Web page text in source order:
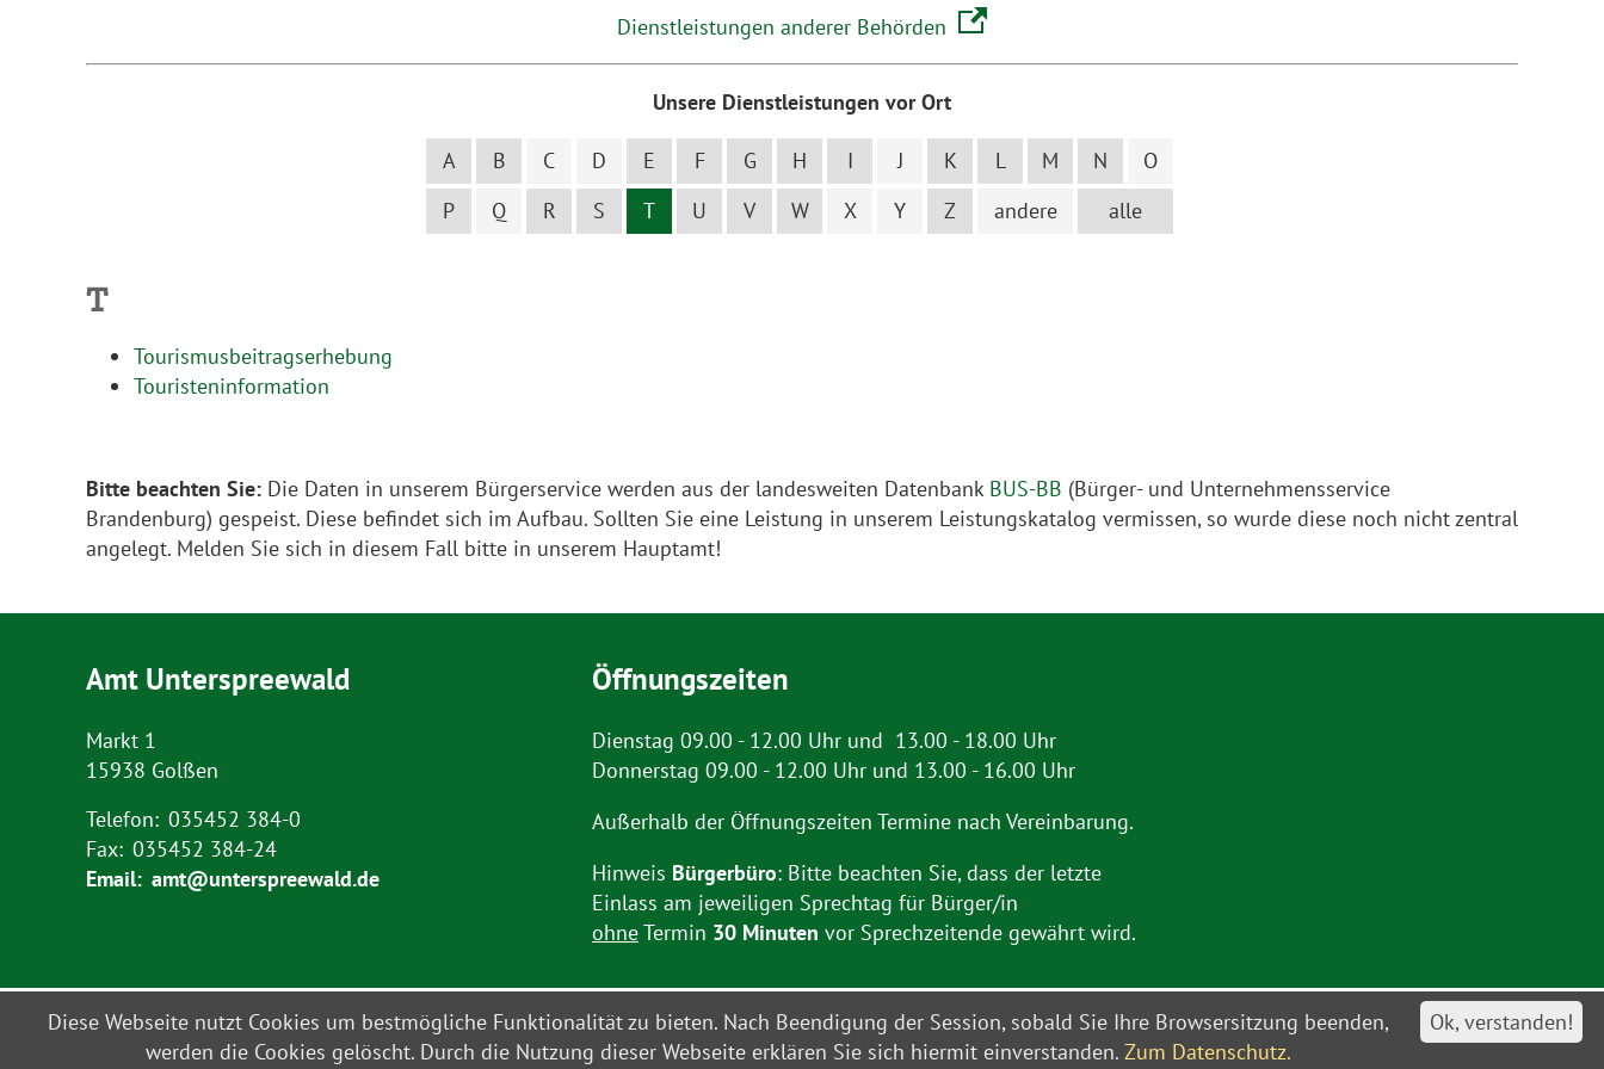
Dienstleistungen anderer Behörden
Unsere Dienstleistungen vor Ort
alle
A B C D E F G H I J K L M N
O
P
Q R S T U V W X Y Z andere
T
Tourismusbeitragserhebung
Touristeninformation
Bitte beachten Sie: Die Daten in unserem Bürgerservice werden aus der landesweiten Datenbank BUS-BB (Bürger- und Unternehmensservice
Brandenburg) gespeist. Diese befindet sich im Aufbau. Sollten Sie eine Leistung in unserem Leistungskatalog vermissen, so wurde diese noch nicht zentral
angelegt. Melden Sie sich in diesem Fall bitte in unserem Hauptamt!
Amt Unterspreewald
Markt 1
15938 Golßen
Telefon: 035452 384-0
Fax: 035452 384-24
Email: amt@unterspreewald.de
Öffnungszeiten
Dienstag 09.00 - 12.00 Uhr und 13.00 - 18.00 Uhr
Donnerstag 09.00 - 12.00 Uhr und 13.00 - 16.00 Uhr
Außerhalb der Öffnungszeiten Termine nach Vereinbarung.
Hinweis Bürgerbüro: Bitte beachten Sie, dass der letzte
Einlass am jeweiligen Sprechtag für Bürger/in
ohneTermin 30 Minuten vor Sprechzeitende gewährt wird.
© Amt Unterspreewald 2021 Kontakt Impressum Datenschutz Barrierefreiheit Leitweg-IDs Sitemap
Ok, verstanden!
Diese Webseite nutzt Cookies um bestmögliche Funktionalität zu bieten. Nach Beendigung der Session, sobald Sie Ihre Browsersitzung beenden,
werden die Cookies gelöscht. Durch die Nutzung dieser Webseite erklären Sie sich hiermit einverstanden. Zum Datenschutz.